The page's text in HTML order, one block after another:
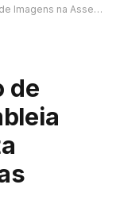
de Santa Catarina: Entenda as Regras
de